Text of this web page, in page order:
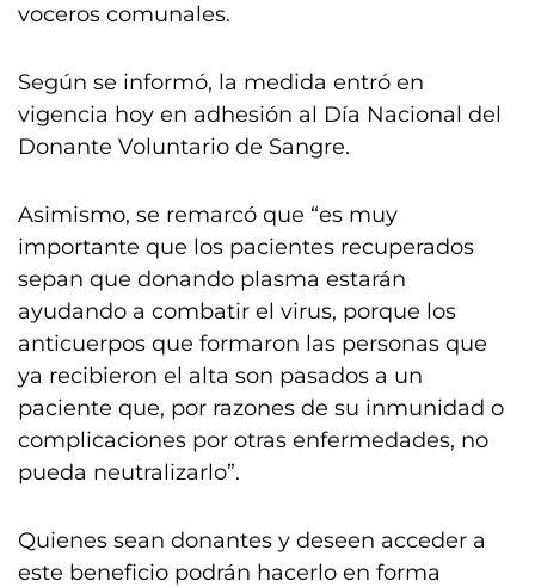
voceros comunales.
Según se informó, la medida entró en
vigencia hoy en adhesión al Día Nacional del
Donante Voluntario de Sangre.
Asimismo, se remarcó que “es muy
importante que los pacientes recuperados
sepan que donando plasma estarán
ayudando a combatir el virus, porque los
anticuerpos que formaron las personas que
ya recibieron el alta son pasados a un
paciente que, por razones de su inmunidad o
complicaciones por otras enfermedades, no
pueda neutralizarlo”.
Quienes sean donantes y deseen acceder a
este beneficio podrán hacerlo en forma